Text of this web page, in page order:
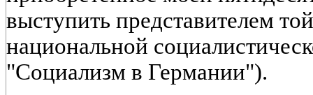
выступить представителем
национальной
"Социализм в Германии").